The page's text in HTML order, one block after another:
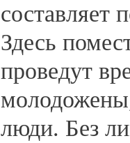
составляет
Здесь
проведут
люди. Без